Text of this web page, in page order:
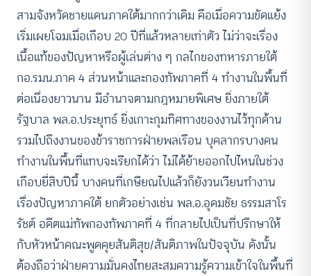
สามจังหวัดชายแดนภาคใต้มากกว่าเดิม คือเมื่อความขัดแย้ง
เริ่มเผยโฉมเมื่อเกือบ 20 ปีที่แล้วหลายเท่าตัว ไม่ว่าจะเรื่อง
เนื้อแท้ของปัญหาหรือผู้เล่นต่าง ๆ กลไกของทหารภายใต้
กอ.รมน.ภาค 4 ส่วนหน้าและกองทัพภาคที่ 4 ทำงานในพื้นที่
ต่อเนื่องยาวนาน มีอำนาจตามกฎหมายพิเศษ ยิ่งภายใต้
รัฐบาล พล.อ.ประยุทธ์ ยิ่งเกาะกุมทิศทางของงานไว้ทุกด้าน
รวมไปถึงงานของข้าราชการฝ่ายพลเรือน บุคลากรบางคน
ทำงานในพื้นที่แทบจะเรียกได้ว่า ไม่ได้ย้ายออกไปไหนในช่วง
เกือบยี่สิบปีนี้ บางคนที่เกษียณไปแล้วก็ยังวนเวียนทำงาน
เรื่องปัญหาภาคใต้ ยกตัวอย่างเช่น พล.อ.อุดมชัย ธรรมสาโร
รัชต์ อดีตแม่ทัพกองทัพภาคที่ 4 ที่กลายไปเป็นที่ปรึกษาให้
กับหัวหน้าคณะพูดคุยสันติสุข/สันติภาพในปัจจุบัน ดังนั้น
ต้องถือว่าฝ่ายความมั่นคงไทยสะสมความรู้ความเข้าใจในพื้นที่